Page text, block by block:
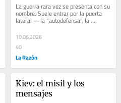
La guerra rara vez se presenta con su
nombre. Suele entrar por la puerta
lateral —la “autodefensa”, la
“proporcionalidad”, el blanco...
10.06.2026
40
La Razón
Kiev: el misil y los
mensajes